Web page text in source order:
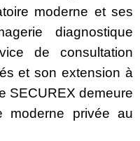
moderne et ses
diagnostique
de consultation
et son extension à
SECUREX demeure
moderne privée au